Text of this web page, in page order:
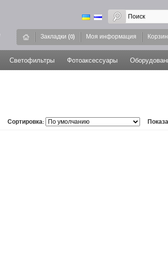
Закладки (0) Моя информация
Светофильтры Фотоаксессуары
Сортировка: